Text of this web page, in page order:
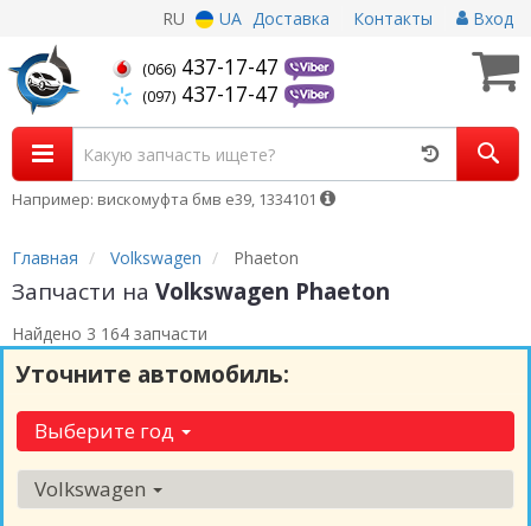
RU UA Доставка Контакты Вход
(066) 437-17-47
(097) 437-17-47
Например: вискомуфта бмв е39, 1334101
Главная Volkswagen Phaeton
Запчасти на Volkswagen Phaeton
Найдено 3 164 запчасти
Уточните автомобиль:
Выберите год
Volkswagen